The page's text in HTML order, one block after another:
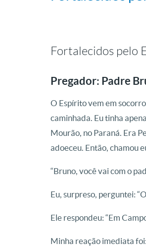
Fortalecidos pelo
Pregador: Padre
O Espírito vem em
caminhada. Eu tinha
Mourão, no Paraná. Era
adoeceu. Então, chamou
“Bruno, você vai com o
Eu, surpreso, perguntei:
Ele respondeu: “Em
Minha reação imediata